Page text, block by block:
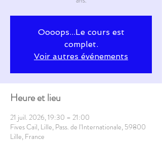
Oooops...Le cours est
complet.
Voir autres événements
Heure et lieu
21 juil. 2026, 19:30 – 21:00
Fives Cail, Lille, Pass. de l'Internationale, 59800
Lille, France